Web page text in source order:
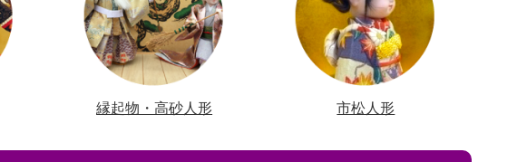
縁起物・高砂人形 市松人形